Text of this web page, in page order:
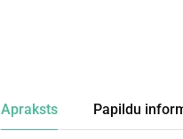
Apraksts Papildu